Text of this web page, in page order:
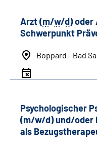
Arzt (m/w/d) oder
Schwerpunkt
Boppard - Bad
Psychologischer
(m/w/d) und/oder
als